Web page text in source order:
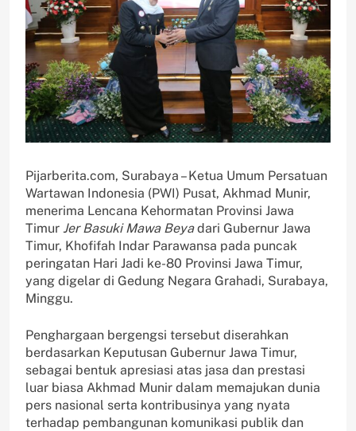
Pijarberita.com, Surabaya – Ketua Umum Persatuan
Wartawan Indonesia (PWI) Pusat, Akhmad Munir,
menerima Lencana Kehormatan Provinsi Jawa
Timur Jer Basuki Mawa Beyadari Gubernur Jawa
Timur, Khofifah Indar Parawansa pada puncak
peringatan Hari Jadi ke-80 Provinsi Jawa Timur,
yang digelar di Gedung Negara Grahadi, Surabaya,
Minggu.
Penghargaan bergengsi tersebut diserahkan
berdasarkan Keputusan Gubernur Jawa Timur,
sebagai bentuk apresiasi atas jasa dan prestasi
luar biasa Akhmad Munir dalam memajukan dunia
pers nasional serta kontribusinya yang nyata
terhadap pembangunan komunikasi publik dan